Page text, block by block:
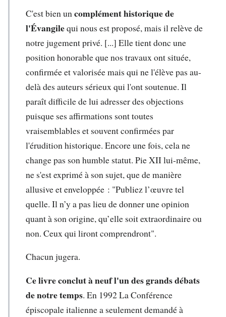
C'est bien un complément historique de
l'Évangilequi nous est proposé, mais il relève de
notre jugement privé. [...] Elle tient donc une
position honorable que nos travaux ont située,
confirmée et valorisée mais qui ne l'élève pas au-
delà des auteurs sérieux qui l'ont soutenue. Il
paraît difficile de lui adresser des objections
puisque ses affirmations sont toutes
vraisemblables et souvent confirmées par
l'érudition historique. Encore une fois, cela ne
change pas son humble statut. Pie XII lui-même,
ne s'est exprimé à son sujet, que de manière
allusive et enveloppée : "Publiez l’œuvre tel
quelle. Il n’y a pas lieu de donner une opinion
quant à son origine, qu’elle soit extraordinaire ou
non. Ceux qui liront comprendront".
Chacun jugera.
Ce livre conclut à neuf l'un des grands débats
de notre temps. En 1992 La Conférence
épiscopale italienne a seulement demandé à